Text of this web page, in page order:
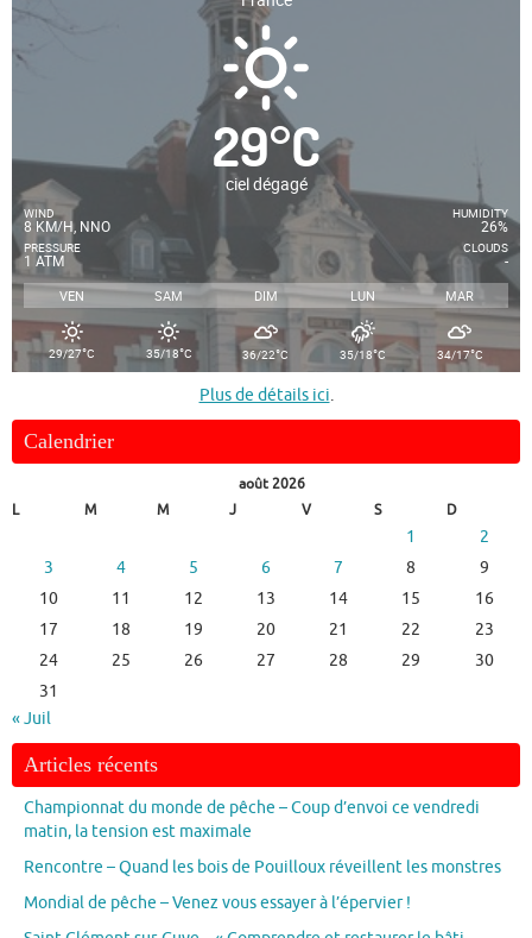
29°C
ciel dégagé
WIND
8 KM/H, NNO
PRESSURE
1 ATM
HUMIDITY
26%
CLOUDS
-
VEN SAM DIM LUN MAR
29/27°C 35/18°C 36/22°C 35/18°C 34/17°C
Plus de détails ici.
Calendrier
août 2026
L
M M J V S D
1
2
3
4 5 6 7 8
9
10
11 12 13 14 15
16
17
18 19 20 21 22
23
24
25 26 27 28 29
30
31
« Juil
Articles récents
Championnat du monde de pêche – Coup d’envoi ce vendredi
matin, la tension est maximale
Rencontre – Quand les bois de Pouilloux réveillent les monstres
Mondial de pêche – Venez vous essayer à l’épervier !